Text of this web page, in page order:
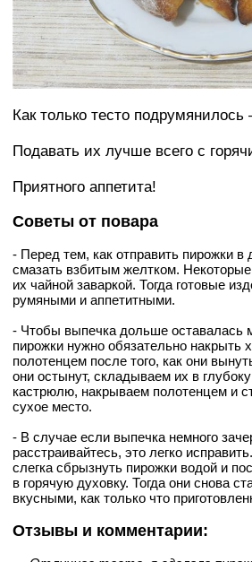
Как только тесто подрумянилось
Подавать их лучше всего с
Приятного аппетита!
Советы от повара
- Перед тем, как отправить пирожки в
смазать взбитым желтком.
их чайной заваркой. Тогда готовые
румяными и аппетитными.
- Чтобы выпечка дольше оставалась
пирожки нужно обязательно накрыть
полотенцем после того, как они
они остынут, складываем их в
кастрюлю, накрываем полотенцем и
сухое место.
- В случае если выпечка немного
расстраивайтесь, это легко
слегка сбрызнуть пирожки водой и
в горячую духовку. Тогда они снова
вкусными, как только что
Отзывы и комментарии: